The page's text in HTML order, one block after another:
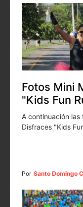
Fotos Mini
"Kids Fun
A continuación
Disfraces "Kids
Por Santo Domingo